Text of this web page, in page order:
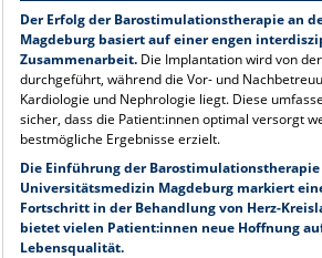
Der Erfolg der Barostimulationstherapie an
Magdeburg basiert auf einer engen
Zusammenarbeit.Die Implantation wird von
durchgeführt, während die Vor- und
Kardiologie und Nephrologie liegt. Diese
sicher, dass die Patient:innen optimal versorgt
bestmögliche Ergebnisse erzielt.
Die Einführung der Barostimulationstherapie
Universitätsmedizin Magdeburg markiert
Fortschritt in der Behandlung von Herz-
bietet vielen Patient:innen neue Hoffnung
Lebensqualität.